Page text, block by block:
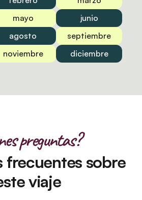
mayo
junio
agosto
septiembre
noviembre diciembre
preguntas?
frecuentes sobre
viaje